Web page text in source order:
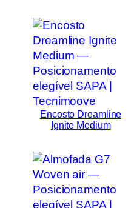
Encosto Dreamline
Ignite Medium